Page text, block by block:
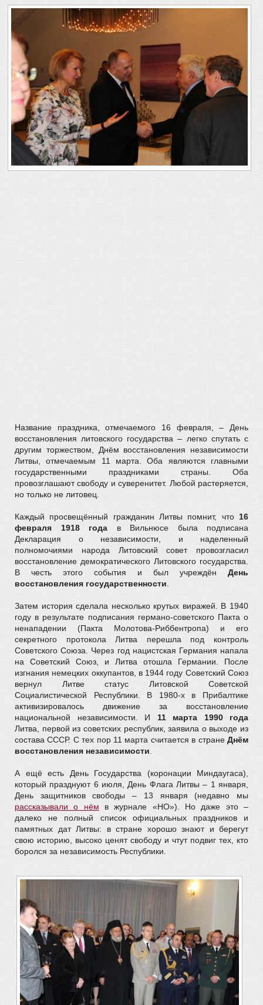
Название праздника, отмечаемого 16 февраля, – День
восстановления литовского государства – легко спутать с
другим торжеством, Днём восстановления независимости
Литвы, отмечаемым 11 марта. Оба являются главными
государственными праздниками страны. Оба
провозглашают свободу и суверенитет. Любой растеряется,
но только не литовец.
Каждый просвещённый гражданин Литвы помнит, что 16
февраля 1918 года в Вильнюсе была подписана
Декларация о независимости, и наделенный
полномочиями народа Литовский совет провозгласил
восстановление демократического Литовского государства.
В честь этого события и был учреждён День
восстановления государственности
Затем история сделала несколько крутых виражей. В 1940
году в результате подписания германо-советского Пакта о
ненападении (Пакта Молотова-Риббентропа) и его
секретного протокола Литва перешла под контроль
Советского Союза. Через год нацистская Германия напала
на Советский Союз, и Литва отошла Германии. После
изгнания немецких оккупантов, в 1944 году Советский Союз
вернул Литве статус Литовской Советской
Социалистической Республики. В 1980-х в Прибалтике
активизировалось движение за восстановление
национальной независимости. И 11 марта 1990 года
Литва, первой из советских республик, заявила о выходе из
состава СССР. С тех пор 11 марта считается в стране Днём
восстановления независимости
А ещё есть День Государства (коронации Миндаугаса),
который празднуют 6 июля, День Флага Литвы – 1 января,
День защитников свободы – 13 января (недавно мы
рассказывали о нём в журнале «НО»). Но даже это –
далеко не полный список официальных праздников и
памятных дат Литвы: в стране хорошо знают и берегут
свою историю, высоко ценят свободу и чтут подвиг тех, кто
боролся за независимость Республики.